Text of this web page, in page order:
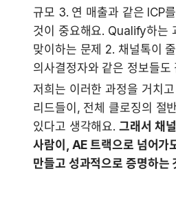
규모 3. 연 매출과 같은 ICP
것이 중요해요. Qualify하는
맞이하는 문제 2. 채널톡이
의사결정자와 같은 정보들도
저희는 이러한 과정을 거치
리드들이, 전체 클로징의 절
있다고 생각해요. 그래서 채
사람이, AE 트랙으로 넘어가
만들고 성과적으로 증명하는